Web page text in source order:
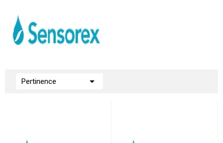
Pertinence 